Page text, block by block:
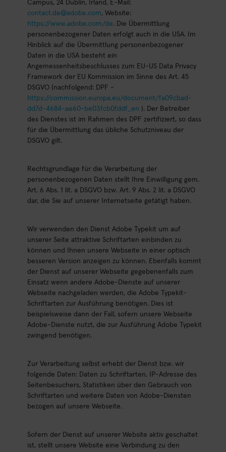
Campus, 24 Dublin, Irland, E-Mail:
contact.de@adobe.com, Website:
https://www.adobe.com/de. Die Übermittlung
personenbezogener Daten erfolgt auch in die USA. Im
Hinblick auf die Übermittlung personenbezogener
Daten in die USA besteht ein
Angemessenheitsbeschlusses zum EU-US Data Privacy
Framework der EU Kommission im Sinne des Art. 45
DSGVO (nachfolgend: DPF -
https://commission.europa.eu/document/fa09cbad-
dd7d-4684-ae60-be03fcb0fddf_en ). Der Betreiber
des Dienstes ist im Rahmen des DPF zertifiziert, so dass
für die Übermittlung das übliche Schutzniveau der
DSGVO gilt.
Rechtsgrundlage für die Verarbeitung der
personenbezogenen Daten stellt Ihre Einwilligung gem.
Art. 6 Abs. 1 lit. a DSGVO bzw. Art. 9 Abs. 2 lit. a DSGVO
dar, die Sie auf unserer Internetseite getätigt haben.
Wir verwenden den Dienst Adobe Typekit um auf
unserer Seite attraktive Schriftarten einbinden zu
können und Ihnen unsere Webseite in einer optisch
besseren Version anzeigen zu können. Ebenfalls kommt
der Dienst auf unserer Webseite gegebenenfalls zum
Einsatz wenn andere Adobe-Dienste auf unserer
Webseite nachgeladen werden, die Adobe Typekit-
Schriftarten zur Ausführung benötigen. Dies ist
beispielsweise dann der Fall, sofern unsere Webseite
Adobe-Dienste nutzt, die zur Ausführung Adobe Typekit
zwingend benötigen.
Zur Verarbeitung selbst erhebt der Dienst bzw. wir
folgende Daten: Daten zu Schriftarten, IP-Adresse des
Seitenbesuchers, Statistiken über den Gebrauch von
Schriftarten und weitere Daten von Adobe-Diensten
bezogen auf unsere Webseite.
Sofern der Dienst auf unserer Website aktiv geschaltet
ist, stellt unsere Website eine Verbindung zu den